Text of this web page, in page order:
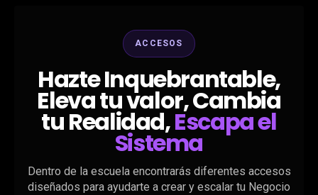
ACCESOS
Hazte Inquebrantable,
Eleva tu valor, Cambia
tu Realidad,Escapa el
Sistema
Dentro de la escuela encontrarás diferentes accesos
diseñados para ayudarte a crear y escalar tu Negocio